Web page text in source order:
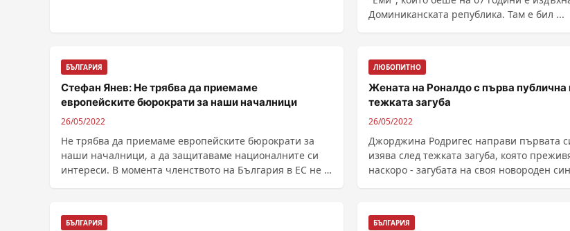
Доминиканската република. Там е бил ...
БЪЛГАРИЯ
Стефан Янев: Не трябва да приемаме
европейските бюрократи за наши началници
26/05/2022
Не трябва да приемаме европейските бюрократи за
наши началници, а да защитаваме националните си
интереси. В момента членството на България в ЕС не е
ЛЮБОПИТНО
Жената на Роналдо с първа публична
тежката загуба
26/05/2022
Джорджина Родригес направи първата
изява след тежката загуба, която
наскоро - загубата на своя новороден син.
БЪЛГАРИЯ БЪЛГАРИЯ